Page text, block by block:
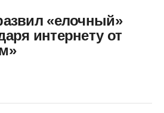
«елочный»
интернету от